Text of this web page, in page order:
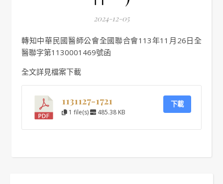
2024-12-05
轉知中華民國醫師公會全國聯合會113年11月26日全
醫聯字第1130001469號函
全文詳見檔案下載
1131127-1721
1 file(s) 485.38 KB
下載